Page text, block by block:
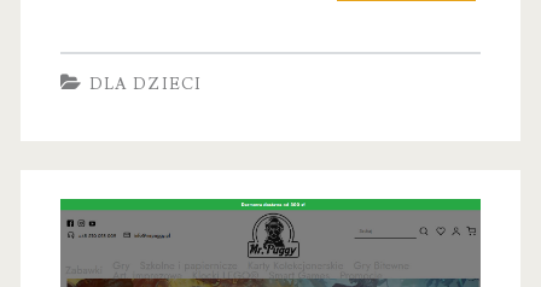
i
DLA DZIECI